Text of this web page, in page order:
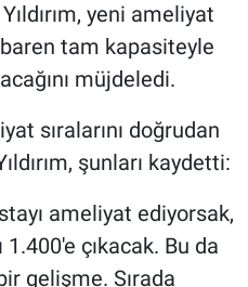
yeni ameliyat
tam kapasiteyle
müjdeledi.
sıralarını doğrudan
şunları kaydetti:
ameliyat ediyorsak,
çıkacak. Bu da
gelişme. Sırada